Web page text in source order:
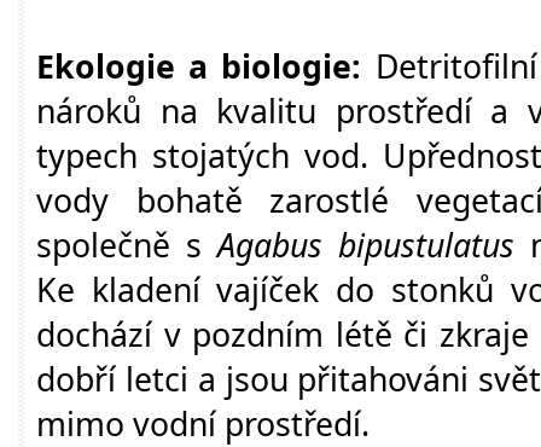
Ekologie a biologie:
nároků na kvalitu prostředí a
typech stojatých vod.
vody bohatě zarostlé
společně sAgabus bipustulatus
Ke kladení vajíček do stonků
dochází v pozdním létě či zkraje
dobří letci a jsou přitahováni
mimo vodní prostředí.